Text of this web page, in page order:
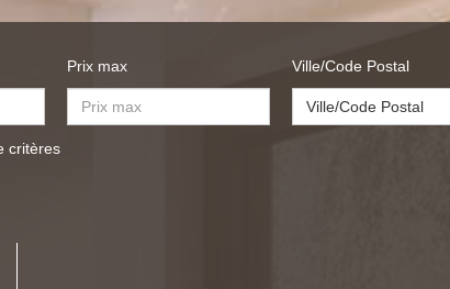
Prix max Ville/Code Postal
Ville/Code Postal
critères